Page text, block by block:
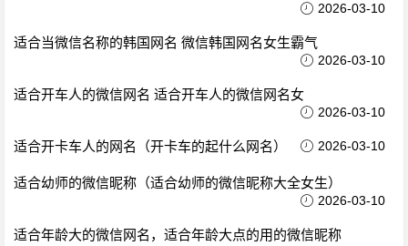
2026-03-10
适合当微信名称的韩国网名 微信韩国网名女生霸气
2026-03-10
适合开车人的微信网名 适合开车人的微信网名女
2026-03-10
适合开卡车人的网名（开卡车的起什么网名） 2026-03-10
适合幼师的微信昵称（适合幼师的微信昵称大全女生）
2026-03-10
适合年龄大的微信网名，适合年龄大点的用的微信昵称